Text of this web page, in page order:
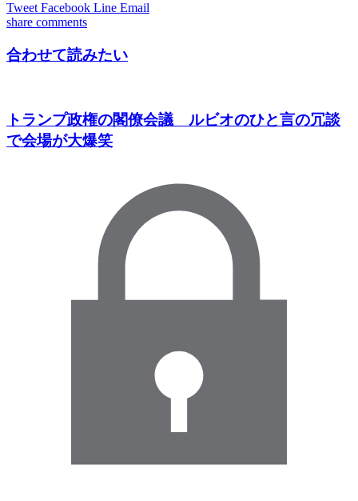
Tweet Facebook Line Email
share comments
合わせて読みたい
トランプ政権の閣僚会議 ルビオのひと言の冗談
で会場が大爆笑